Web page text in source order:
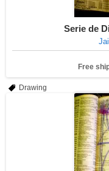
Serie de
Free
Drawing